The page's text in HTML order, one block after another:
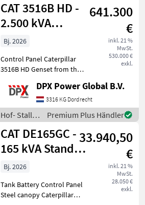
Weidetechnik
/ CAT
CAT 3516B HD -
2.500 kVA
Generator - DPX-
18107
641.300
€
inkl. 21 %
MwSt.
530.000 €
exkl.
Bj. 2026
Control Panel Caterpillar
3516B HD Genset from the
Program. Engine is
completely rebuild by CAT
or even unused/surplus. All
other components are
DPX Power Global B.V.
3316 KG Dordrecht
Hof- Stall-
und
Weidetechnik
/ CAT
Premium Plus Händler
CAT DE165GC -
165 kVA Stand-
by Generator -
DPX-18210
33.940,50
€
inkl. 21 %
MwSt.
28.050 €
exkl.
Bj. 2026
Tank Battery Control Panel
Steel canopy Caterpillar